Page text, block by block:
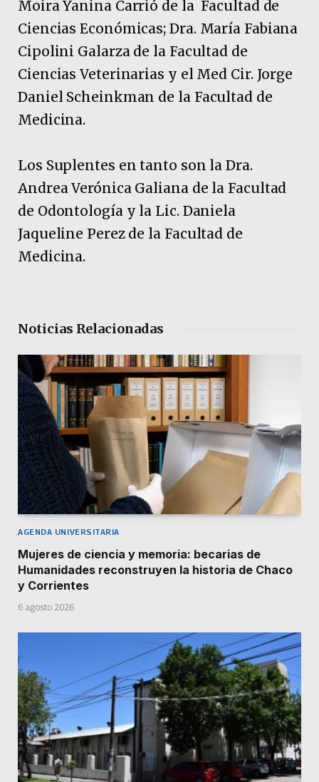
Moira Yanina Carrió de la Facultad de
Ciencias Económicas; Dra. María Fabiana
Cipolini Galarza de la Facultad de
Ciencias Veterinarias y el Med Cir. Jorge
Daniel Scheinkman de la Facultad de
Medicina.
Los Suplentes en tanto son la Dra.
Andrea Verónica Galiana de la Facultad
de Odontología y la Lic. Daniela
Jaqueline Perez de la Facultad de
Medicina.
Noticias Relacionadas
AGENDA UNIVERSITARIA
Mujeres de ciencia y memoria: becarias de
Humanidades reconstruyen la historia de Chaco
y Corrientes
6 agosto 2026